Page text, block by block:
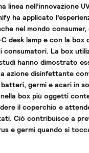
linea nell’innovazione
ha applicato
nel mondo consumer,
desk lampe con la box
consumatori. La box
hanno dimostrato
azione disinfettante
germi e acari in
box più oggetti
il coperchio e
. Ciò contribuisce a
e germi quando si